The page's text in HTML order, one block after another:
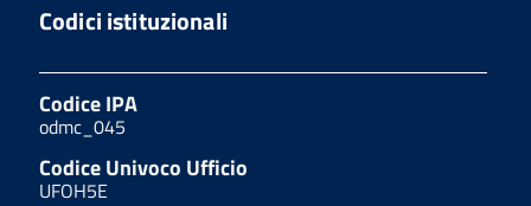
Codici istituzionali
Codice IPA
odmc_045
Codice Univoco Ufficio
UFOH5E